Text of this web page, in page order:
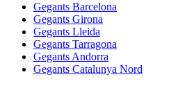
Gegants Barcelona
Gegants Girona
Gegants Lleida
Gegants Tarragona
Gegants Andorra
Gegants Catalunya Nord